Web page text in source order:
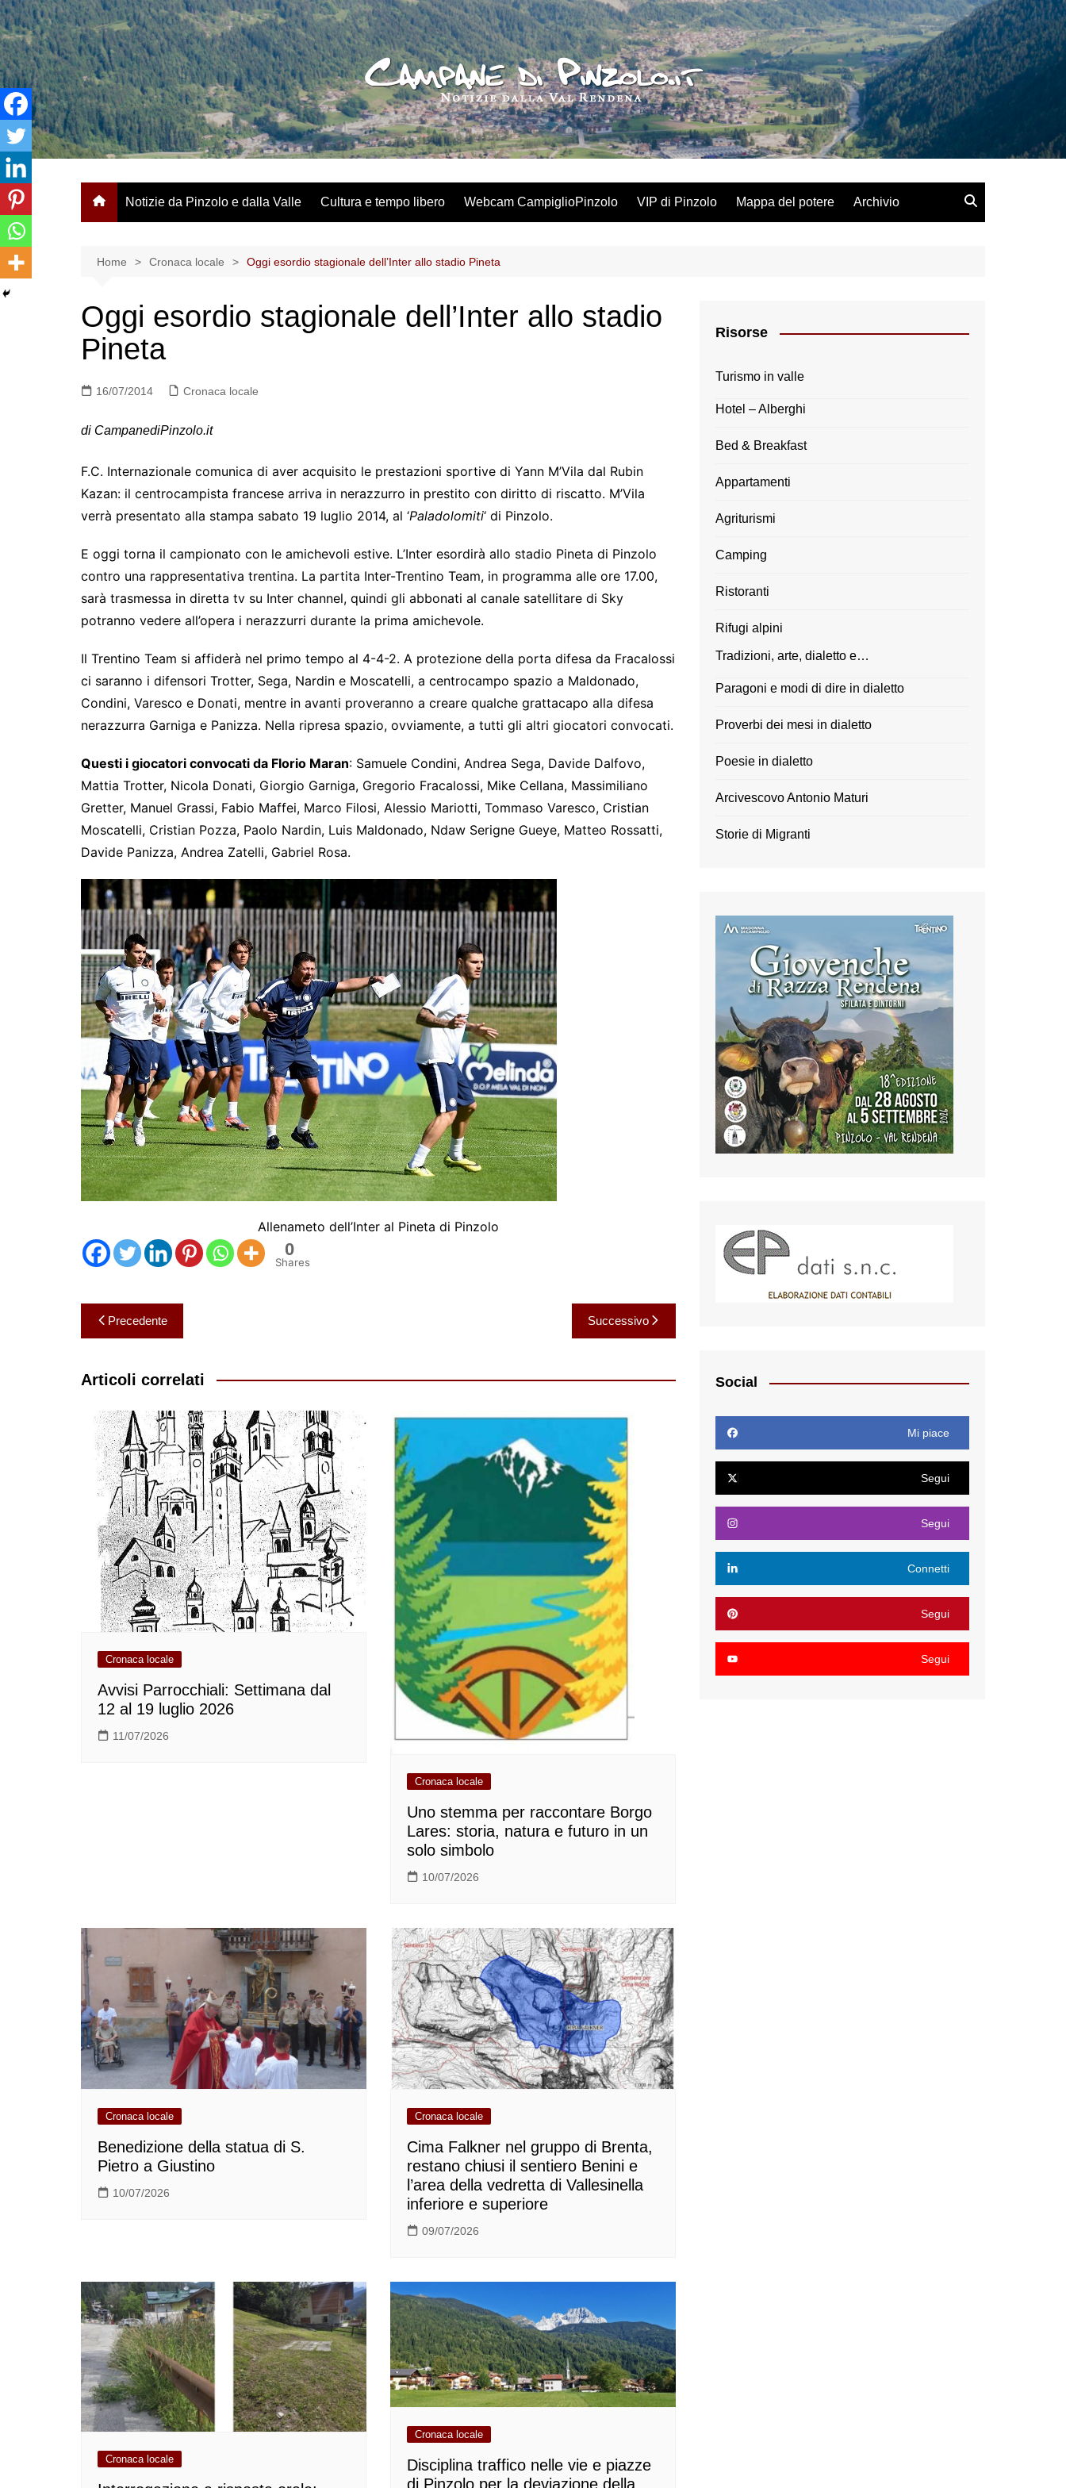
Salta
al
contenuto
Notizie da Pinzolo e dalla Valle Cultura e tempo libero Webcam CampiglioPinzolo VIP di Pinzolo Mappa del potere Archivio
Home Cronaca locale Oggi esordio stagionale dell’Inter allo stadio Pineta
Oggi esordio stagionale dell’Inter allo stadio
Pineta
16/07/2014 Cronaca locale
di CampanediPinzolo.it
F.C. Internazionale comunica di aver acquisito le prestazioni sportive di Yann M’Vila dal Rubin
Kazan: il centrocampista francese arriva in nerazzurro in prestito con diritto di riscatto. M’Vila
verrà presentato alla stampa sabato 19 luglio 2014, al ‘Paladolomiti‘ di Pinzolo.
E oggi torna il campionato con le amichevoli estive. L’Inter esordirà allo stadio Pineta di Pinzolo
contro una rappresentativa trentina. La partita Inter-Trentino Team, in programma alle ore 17.00,
sarà trasmessa in diretta tv su Inter channel, quindi gli abbonati al canale satellitare di Sky
potranno vedere all’opera i nerazzurri durante la prima amichevole.
Il Trentino Team si affiderà nel primo tempo al 4-4-2. A protezione della porta difesa da Fracalossi
ci saranno i difensori Trotter, Sega, Nardin e Moscatelli, a centrocampo spazio a Maldonado,
Condini, Varesco e Donati, mentre in avanti proveranno a creare qualche grattacapo alla difesa
nerazzurra Garniga e Panizza. Nella ripresa spazio, ovviamente, a tutti gli altri giocatori convocati.
Questi i giocatori convocati da Florio Maran: Samuele Condini, Andrea Sega, Davide Dalfovo,
Mattia Trotter, Nicola Donati, Giorgio Garniga, Gregorio Fracalossi, Mike Cellana, Massimiliano
Gretter, Manuel Grassi, Fabio Maffei, Marco Filosi, Alessio Mariotti, Tommaso Varesco, Cristian
Moscatelli, Cristian Pozza, Paolo Nardin, Luis Maldonado, Ndaw Serigne Gueye, Matteo Rossatti,
Davide Panizza, Andrea Zatelli, Gabriel Rosa.
Allenameto dell’Inter al Pineta di Pinzolo
0
Shares
Navigazione
articoli
Precedente Successivo
Articoli correlati
Cronaca locale
Avvisi Parrocchiali: Settimana dal
12 al 19 luglio 2026
11/07/2026
Cronaca locale
Uno stemma per raccontare Borgo
Lares: storia, natura e futuro in un
solo simbolo
10/07/2026
Cronaca locale
Benedizione della statua di S.
Pietro a Giustino
10/07/2026
Cronaca locale
Cima Falkner nel gruppo di Brenta,
restano chiusi il sentiero Benini e
l’area della vedretta di Vallesinella
inferiore e superiore
09/07/2026
Cronaca locale
Cronaca locale
Disciplina traffico nelle vie e piazze
di Pinzolo per la deviazione della
Risorse
Turismo in valle
Hotel – Alberghi
Bed & Breakfast
Appartamenti
Agriturismi
Camping
Ristoranti
Rifugi alpini
Tradizioni, arte, dialetto e…
Paragoni e modi di dire in dialetto
Proverbi dei mesi in dialetto
Poesie in dialetto
Arcivescovo Antonio Maturi
Storie di Migranti
Social
Mi piace
Segui
Segui
Connetti
Segui
Segui